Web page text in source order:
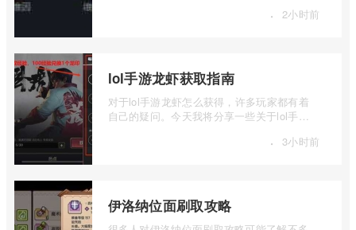
· 2小时前
lol手游龙虾获取指南
对于lol手游龙虾怎么获得，许多玩家都有着
自己的疑问。今天我将分享一些关于lol手游
· 3小时前
伊洛纳位面刷取攻略